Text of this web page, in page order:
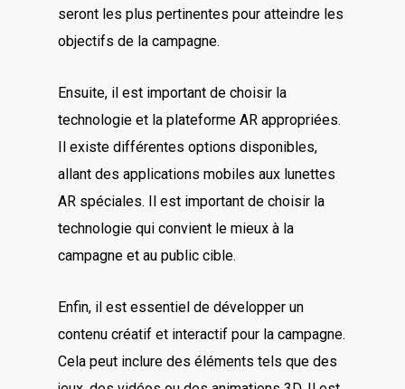
seront les plus pertinentes pour atteindre les
objectifs de la campagne.
Ensuite, il est important de choisir la
technologie et la plateforme AR appropriées.
Il existe différentes options disponibles,
allant des applications mobiles aux lunettes
AR spéciales. Il est important de choisir la
technologie qui convient le mieux à la
campagne et au public cible.
Enfin, il est essentiel de développer un
contenu créatif et interactif pour la campagne.
Cela peut inclure des éléments tels que des